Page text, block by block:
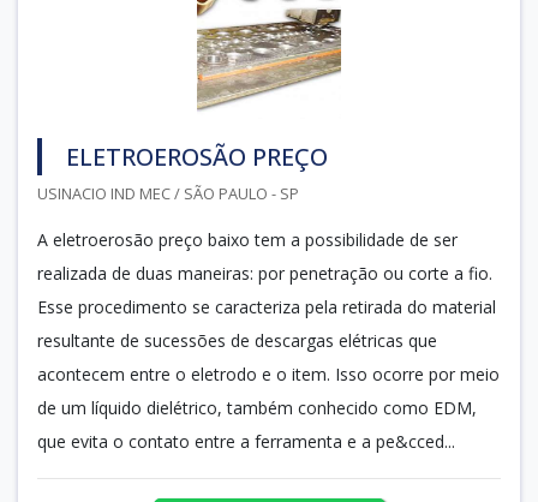
ELETROEROSÃO PREÇO
USINACIO IND MEC / SÃO PAULO - SP
A eletroerosão preço baixo tem a possibilidade de ser
realizada de duas maneiras: por penetração ou corte a fio.
Esse procedimento se caracteriza pela retirada do material
resultante de sucessões de descargas elétricas que
acontecem entre o eletrodo e o item. Isso ocorre por meio
de um líquido dielétrico, também conhecido como EDM,
que evita o contato entre a ferramenta e a pe&cced...